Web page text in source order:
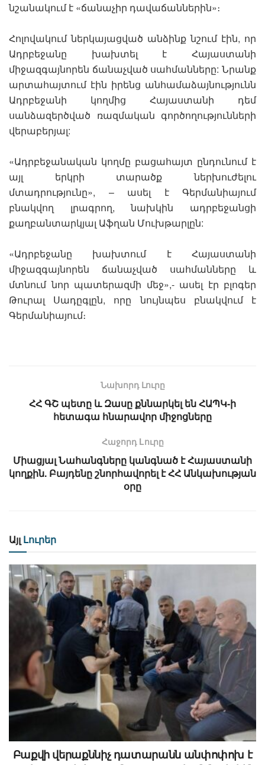
նշանակում է «ճանաչիր դավաճաններին»։
Հոլովակում ներկայացված անձինք նշում էին, որ
Ադրբեջանը խախտել է Հայաստանի
միջազգայնորեն ճանաչված սահմանները: Նրանք
արտահայտում էին իրենց անհամաձայնությունն
Ադրբեջանի կողմից Հայաստանի դեմ
սանձազերծված ռազմական գործողությունների
վերաբերյալ:
«Ադրբեջանական կողմը բացահայտ ընդունում է
այլ երկրի տարածք ներխուժելու
մտադրությունը», – ասել է Գերմանիայում
բնակվող լրագրող, նախկին ադրբեջանցի
քաղբանտարկյալ Աֆղան Մուխթարլըն:
«Ադրբեջանը խախտում է Հայաստանի
միջազգայնորեն ճանաչված սահմանները և
մտնում նոր պատերազմի մեջ»,- ասել էր բլոգեր
Թուրալ Սադըգլըն, որը նույնպես բնակվում է
Գերմանիայում։
Նախորդ Լուրը
ՀՀ ԳՇ պետը և Զասը քննարկել են ՀԱՊԿ-ի
հետագա հնարավոր միջոցները
Հաջորդ Lուրը
Միացյալ Նահանգները կանգնած է Հայաստանի
կողքին. Բայդենը շնորհավորել է ՀՀ Անկախության
օրը
Այլ Լուրեր
Բաքվի վերաքննիչ դատարանն անփոփոխ է